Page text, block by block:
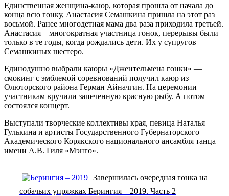
Единственная женщина-каюр, которая прошла от начала до
конца всю гонку, Анастасия Семашкина пришла на этот раз
восьмой. Ранее многодетная мама два раза приходила третьей.
Анастасия – многократная участница гонок, перерывы были
только в те годы, когда рождались дети. Их у супругов
Семашкиных шестеро.
Единодушно выбрали каюры «Джентельмена гонки» —
смокинг с эмблемой соревнований получил каюр из
Олюторского района Герман Айначгин. На церемонии
участникам вручили запеченную красную рыбу. А потом
состоялся концерт.
Выступали творческие коллективы края, певица Наталья
Гулькина и артисты Государственного Губернаторского
Академического Корякского национального ансамбля танца
имени А.В. Гиля «Мэнго».
Завершилась очередная гонка на
собачьих упряжках Берингия – 2019. Часть 2